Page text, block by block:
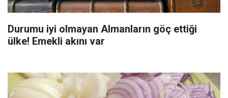
Durumu iyi olmayan Almanların göç ettiği
ülke! Emekli akını var